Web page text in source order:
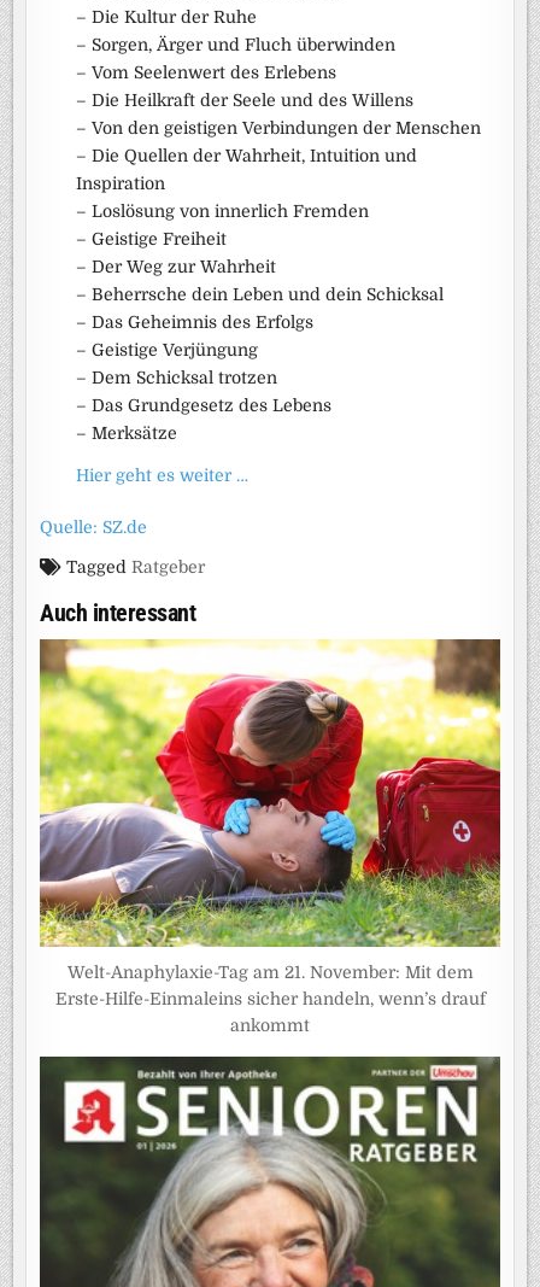
– Die Kultur der Ruhe
– Sorgen, Ärger und Fluch überwinden
– Vom Seelenwert des Erlebens
– Die Heilkraft der Seele und des Willens
– Von den geistigen Verbindungen der Menschen
– Die Quellen der Wahrheit, Intuition und
Inspiration
– Loslösung von innerlich Fremden
– Geistige Freiheit
– Der Weg zur Wahrheit
– Beherrsche dein Leben und dein Schicksal
– Das Geheimnis des Erfolgs
– Geistige Verjüngung
– Dem Schicksal trotzen
– Das Grundgesetz des Lebens
– Merksätze
Hier geht es weiter …
Quelle: SZ.de
TaggedRatgeber
Auch interessant
Welt-Anaphylaxie-Tag am 21. November: Mit dem
Erste-Hilfe-Einmaleins sicher handeln, wenn’s drauf
ankommt